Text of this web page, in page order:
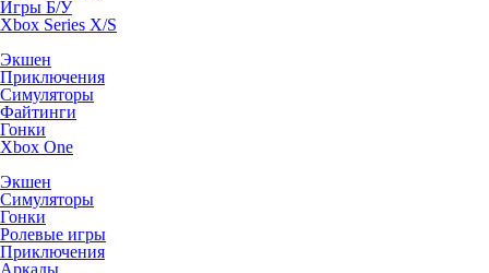
Игры Б/У
Xbox Series X/S
Экшен
Приключения
Симуляторы
Файтинги
Гонки
Xbox One
Экшен
Симуляторы
Гонки
Ролевые игры
Приключения
Аркады